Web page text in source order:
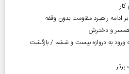
ادامه راهبرد مقاومت بدون وقفه
همسر و دخترش
۱۴۰۶ در آستانه ورود به دروازه بیست و ششم / بازگشت